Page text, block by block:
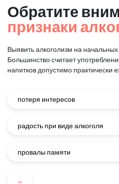
Обратите
признаки
Выявить алкоголизм на
Большинство считает
напитков допустимо практически
потеря интересов
радость при виде алкоголя
провалы памяти
...